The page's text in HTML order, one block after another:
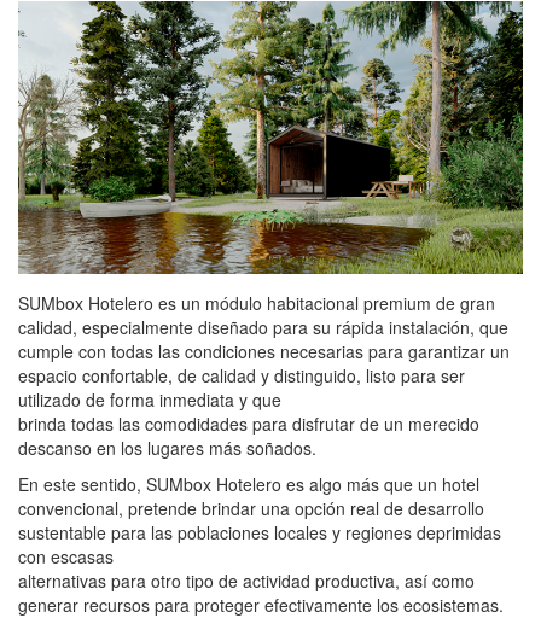
SUMbox Hotelero es un módulo habitacional premium de gran
calidad, especialmente diseñado para su rápida instalación, que
cumple con todas las condiciones necesarias para garantizar un
espacio confortable, de calidad y distinguido, listo para ser
utilizado de forma inmediata y que
brinda todas las comodidades para disfrutar de un merecido
descanso en los lugares más soñados.
En este sentido, SUMbox Hotelero es algo más que un hotel
convencional, pretende brindar una opción real de desarrollo
sustentable para las poblaciones locales y regiones deprimidas
con escasas
alternativas para otro tipo de actividad productiva, así como
generar recursos para proteger efectivamente los ecosistemas.